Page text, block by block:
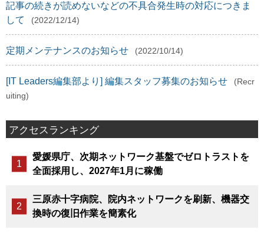
記事の続きが読めないなどの不具合発生時の対応につきま
して
(2022/12/14)
定期メンテナンスのお知らせ (2022/10/14)
[IT Leaders編集部より] 編集スタッフ募集のお知らせ
(Recr
uiting)
アクセスランキング
愛媛県庁、次期ネットワーク基盤でゼロトラストを
全面採用し、2027年1月に稼働
三原赤十字病院、院内ネットワークを刷新、機器交
換時の復旧作業を簡素化